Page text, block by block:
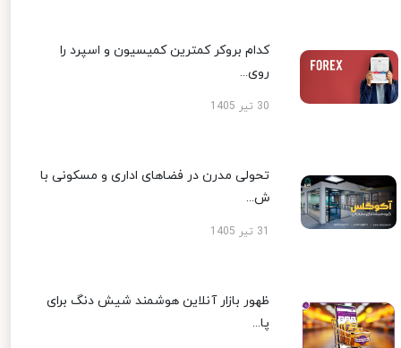
کدام بروکر کمترین کمیسیون و اسپرد را
روی...
30 تیر 1405
تحولی مدرن در فضاهای اداری و مسکونی با
ش...
ظهور بازار آنلاین هوشمند شیش دنگ برای
پا...